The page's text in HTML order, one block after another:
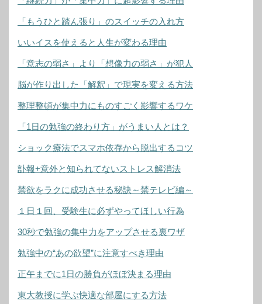
「もうひと踏ん張り」のスイッチの入れ方
いいイスを使えると人生が変わる理由
「意志の弱さ」より「想像力の弱さ」が犯人
脳が作り出した「解釈」で現実を変える方法
整理整頓が集中力にものすごく影響するワケ
「1日の勉強の終わり方」がうまい人とは？
ショック療法でスマホ依存から脱出するコツ
訃報+意外と知られてないストレス解消法
禁欲をラクに成功させる秘訣～禁テレビ編～
１日１回、受験生に必ずやってほしい行為
30秒で勉強の集中力をアップさせる裏ワザ
勉強中の“あの欲望”に注意すべき理由
正午までに1日の勝負がほぼ決まる理由
東大教授に学ぶ快適な部屋にする方法